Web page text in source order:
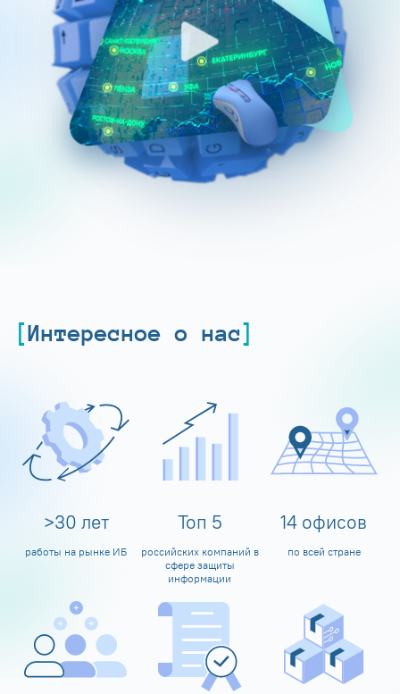
Интересное о нас
>30 лет
работы на рынке ИБ
Топ 5
российских компаний в
сфере защиты
информации
14 офисов
по всей стране